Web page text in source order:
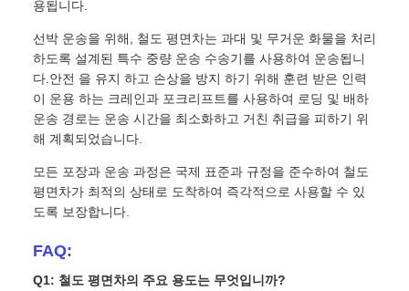
용됩니다.
선박 운송을 위해, 철도 평면차는 과대 및 무거운 화물을 처리
하도록 설계된 특수 중량 운송 수송기를 사용하여 운송됩니
다.안전 을 유지 하고 손상을 방지 하기 위해 훈련 받은 인력
이 운용 하는 크레인과 포크리프트를 사용하여 로딩 및 배하
운송 경로는 운송 시간을 최소화하고 거친 취급을 피하기 위
해 계획되었습니다.
모든 포장과 운송 과정은 국제 표준과 규정을 준수하여 철도
평면차가 최적의 상태로 도착하여 즉각적으로 사용할 수 있
도록 보장합니다.
FAQ:
Q1: 철도 평면차의 주요 용도는 무엇입니까?